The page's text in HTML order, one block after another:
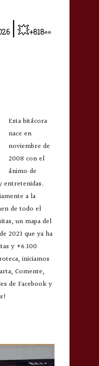
|💥+818👀
Esta bitácora
nace en
noviembre de
2008 con el
ánimo de
entretenidas.
a la
de todo el
un mapa del
2023 que ya ha
y +6.100
iniciamos
Comente,
de Facebook y